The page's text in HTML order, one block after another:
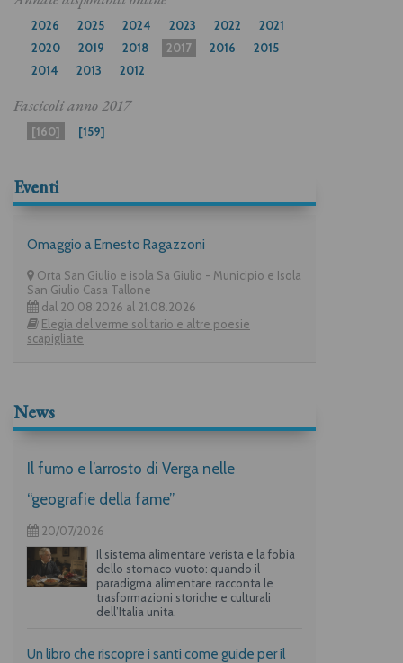
2026 2025 2024 2023 2022
2021
2020
2019 2018 2017 2016
2015
2014
2013 2012
Fascicoli anno2017
[160] [159]
Eventi
Omaggio a Ernesto Ragazzoni
Orta San Giulio e isola Sa Giulio - Municipio e Isola
San Giulio Casa Tallone
dal 20.08.2026 al 21.08.2026
Elegia del verme solitario e altre poesie
scapigliate
News
Il fumo e l’arrosto di Verga nelle
“geografie della fame”
20/07/2026
Il sistema alimentare verista e la fobia
dello stomaco vuoto: quando il
paradigma alimentare racconta le
trasformazioni storiche e culturali
dell’Italia unita.
Un libro che riscopre i santi come guide per il